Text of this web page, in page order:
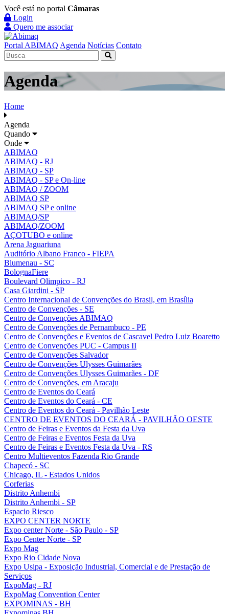
Você está no portal Câmaras
Login
Quero me associar
Portal ABIMAQ Agenda Notícias Contato
Agenda
Home
Agenda
Quando
Onde
ABIMAQ
ABIMAQ - RJ
ABIMAQ - SP
ABIMAQ - SP e On-line
ABIMAQ / ZOOM
ABIMAQ SP
ABIMAQ SP e online
ABIMAQ/SP
ABIMAQ/ZOOM
AÇOTUBO e online
Arena Jaguariuna
Auditório Albano Franco - FIEPA
Blumenau - SC
BolognaFiere
Boulevard Olimpico - RJ
Casa Giardini - SP
Centro Internacional de Convenções do Brasil, em Brasília
Centro de Convenções - SE
Centro de Convenções ABIMAQ
Centro de Convenções de Pernambuco - PE
Centro de Convenções e Eventos de Cascavel Pedro Luiz Boaretto
Centro de Convenções PUC - Campus II
Centro de Convenções Salvador
Centro de Convenções Ulysses Guimarães
Centro de Convenções Ulysses Guimarães - DF
Centro de Convenções, em Aracaju
Centro de Eventos do Ceará
Centro de Eventos do Ceará - CE
Centro de Eventos do Ceará - Pavilhão Leste
CENTRO DE EVENTOS DO CEARÁ - PAVILHÃO OESTE
Centro de Feiras e Eventos da Festa da Uva
Centro de Feiras e Eventos Festa da Uva
Centro de Feiras e Eventos Festa da Uva - RS
Centro Multieventos Fazenda Rio Grande
Chapecó - SC
Chicago, IL - Estados Unidos
Corferias
Distrito Anhembi
Distrito Anhembi - SP
Espacio Riesco
EXPO CENTER NORTE
Expo center Norte - São Paulo - SP
Expo Center Norte - SP
Expo Mag
Expo Rio Cidade Nova
Expo Usipa - Exposição Industrial, Comercial e de Prestação de
Serviços
ExpoMag - RJ
ExpoMag Convention Center
EXPOMINAS - BH